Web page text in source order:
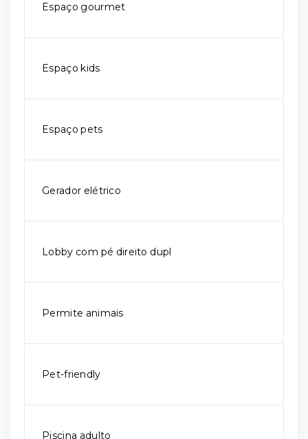
Espaço gourmet
Espaço kids
Espaço pets
Gerador elétrico
Lobby com pé direito dupl
Permite animais
Pet-friendly
Piscina adulto